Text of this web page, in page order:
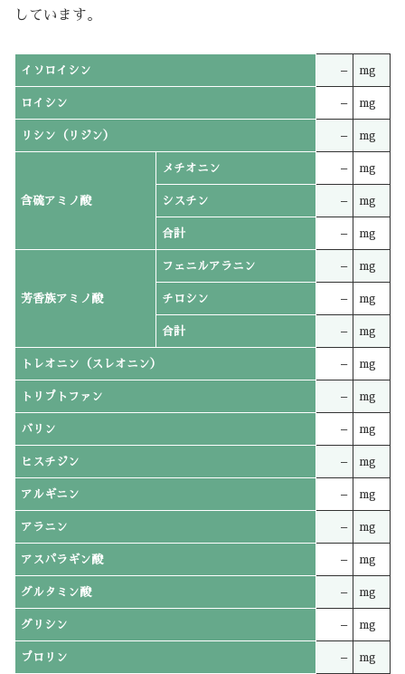
しています。
イソロイシン – mg
ロイシン – mg
リシン（リジン） – mg
含硫アミノ酸
メチオニン – mg
シスチン – mg
合計 – mg
芳香族アミノ酸
フェニルアラニン – mg
チロシン – mg
合計 – mg
トレオニン（スレオニン） – mg
トリプトファン – mg
バリン – mg
ヒスチジン – mg
アルギニン – mg
アラニン – mg
アスパラギン酸 – mg
グルタミン酸 – mg
グリシン – mg
プロリン – mg